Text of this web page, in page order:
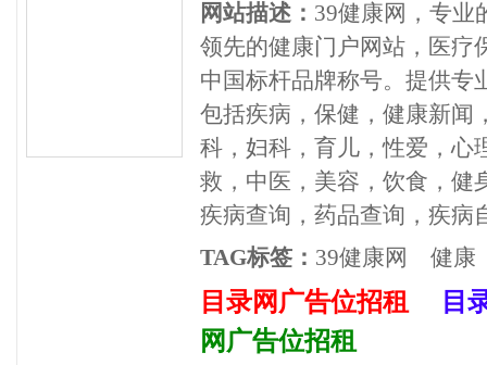
网站描述： 39健康网，专业
领先的健康门户网站，医疗
中国标杆品牌称号。提供专
包括疾病，保健，健康新闻
科，妇科，育儿，性爱，心
救，中医，美容，饮食，健
疾病查询，药品查询，疾病
TAG标签： 39健康网 健康
目录网广告位招租
目
网广告位招租